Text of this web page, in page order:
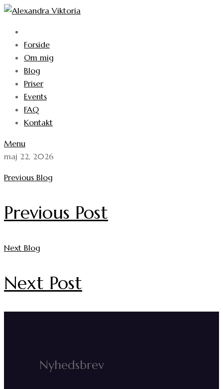
Forside
Om mig
Blog
Priser
Events
FAQ
Kontakt
Menu
maj 22, 2026
Previous Blog
Previous Post
Next Blog
Next Post
Nyhedsbrev